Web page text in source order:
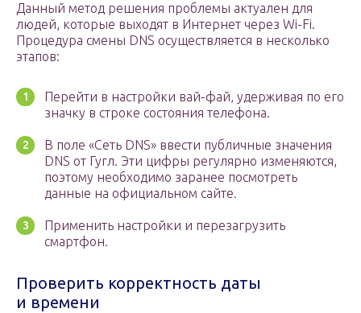
Данный метод решения проблемы актуален для
людей, которые выходят в Интернет через Wi-Fi.
Процедура смены DNS осуществляется в несколько
этапов:
Перейти в настройки вай-фай, удерживая по его
значку в строке состояния телефона.
В поле «Сеть DNS» ввести публичные значения
DNS от Гугл. Эти цифры регулярно изменяются,
поэтому необходимо заранее посмотреть
данные на официальном сайте.
Применить настройки и перезагрузить
смартфон.
Проверить корректность даты
и времени